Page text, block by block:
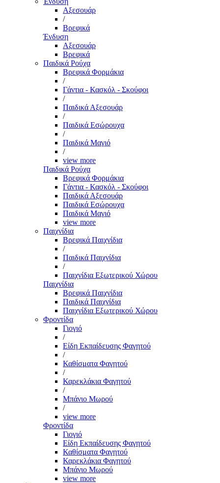
Αξεσουάρ
/
Βρεφικά
Ένδυση
Αξεσουάρ
Βρεφικά
Παιδικά Ρούχα
Βρεφικά Φορμάκια
/
Γάντια - Κασκόλ - Σκούφοι
/
Παιδικά Αξεσουάρ
/
Παιδικά Εσώρουχα
/
Παιδικά Μαγιό
/
view more
Παιδικά Ρούχα
Βρεφικά Φορμάκια
Γάντια - Κασκόλ - Σκούφοι
Παιδικά Αξεσουάρ
Παιδικά Εσώρουχα
Παιδικά Μαγιό
view more
Παιχνίδια
Βρεφικά Παιχνίδια
/
Παιδικά Παιχνίδια
/
Παιχνίδια Εξωτερικού Χώρου
Παιχνίδια
Βρεφικά Παιχνίδια
Παιδικά Παιχνίδια
Παιχνίδια Εξωτερικού Χώρου
Φροντίδα
Γιογιό
/
Είδη Εκπαίδευσης Φαγητού
/
Καθίσματα Φαγητού
/
Καρεκλάκια Φαγητού
/
Μπάνιο Μωρού
/
view more
Φροντίδα
Γιογιό
Είδη Εκπαίδευσης Φαγητού
Καθίσματα Φαγητού
Καρεκλάκια Φαγητού
Μπάνιο Μωρού
view more